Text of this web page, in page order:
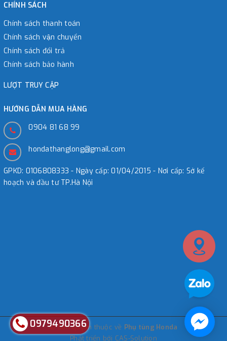
CHÍNH SÁCH
Chính sách thanh toán
Chính sách vận chuyển
Chính sách đổi trả
Chính sách bảo hành
LƯỢT TRUY CẬP
HƯỚNG DẪN MUA HÀNG
0904 81 68 99
hondathanglong@gmail.com
GPKD: 0106808333 - Ngày cấp: 01/04/2015 - Nơi cấp: Sở kế
hoạch và đầu tư TP.Hà Nội
© Bản quyền thuộc về Phụ tùng Honda
Phát triển bởi CAS-Solution
0979490366